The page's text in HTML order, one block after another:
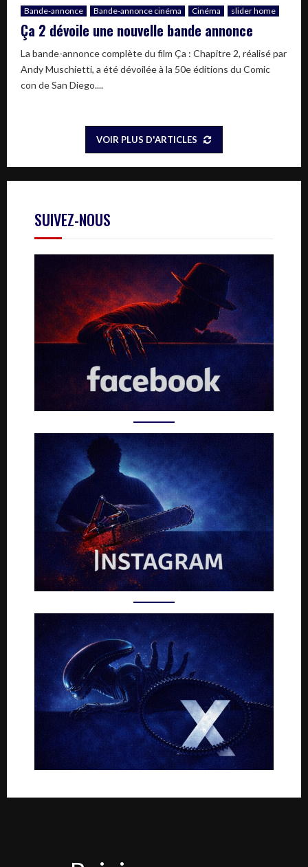
Bande-annonce Bande-annonce cinéma Cinéma slider home
Ça 2 dévoile une nouvelle bande annonce
La bande-annonce complète du film Ça : Chapitre 2, réalisé par
Andy Muschietti, a été dévoilée à la 50e éditions du Comic
con de San Diego....
VOIR PLUS D'ARTICLES
SUIVEZ-NOUS